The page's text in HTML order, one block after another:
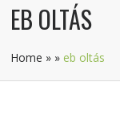
EB OLTÁS
Home » » eb oltás